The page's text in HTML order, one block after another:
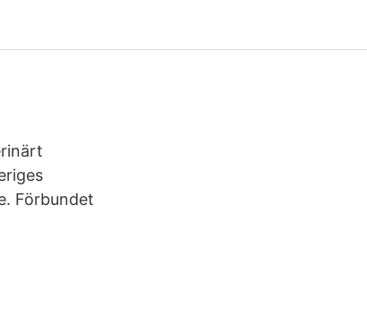
Förbundet